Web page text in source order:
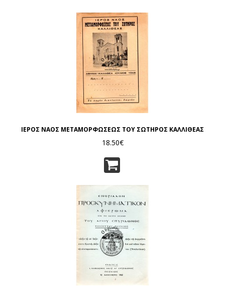
ΙΕΡΟΣ ΝΑΟΣ ΜΕΤΑΜΟΡΦΩΣΕΩΣ ΤΟΥ ΣΩΤΗΡΟΣ ΚΑΛΛΙΘΕΑΣ
18.50€